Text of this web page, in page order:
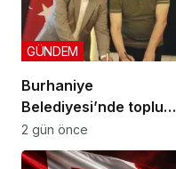
Burhaniye
Belediyesi’nde toplu
sözleşme: İmzalar atıldı
GÜNDEM
2 gün önce